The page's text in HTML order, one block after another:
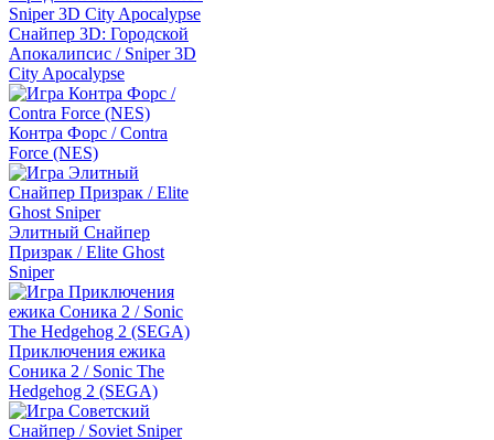
Снайпер 3D: Городской
Апокалипсис / Sniper 3D
City Apocalypse
Контра Форс / Contra
Force (NES)
Элитный Снайпер
Призрак / Elite Ghost
Sniper
Приключения ежика
Соника 2 / Sonic The
Hedgehog 2 (SEGA)